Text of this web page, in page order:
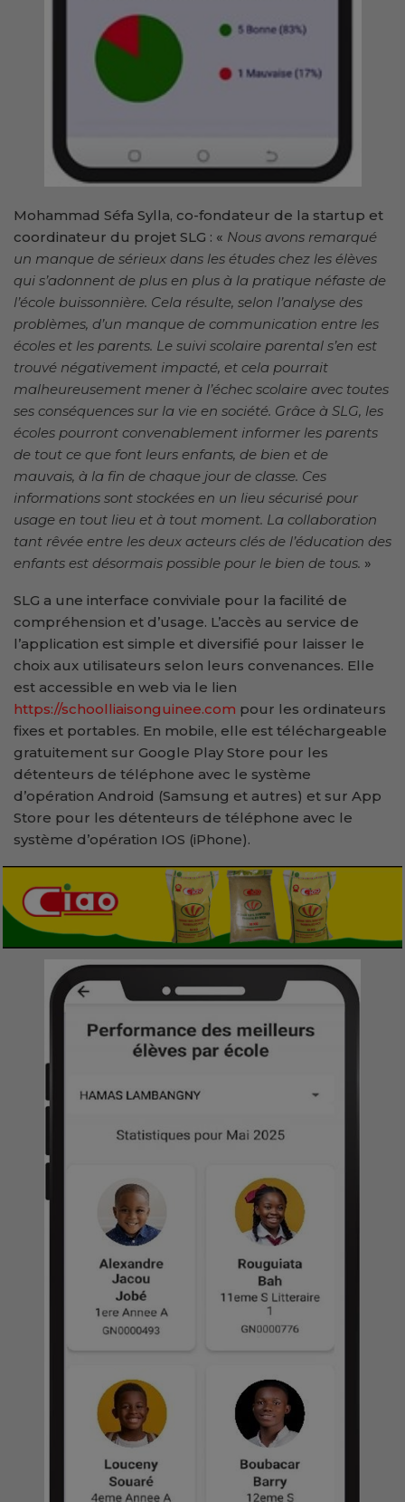
Mohammad Séfa Sylla, co-fondateur de la startup et
coordinateur du projet SLG : « Nous avons remarqué
un manque de sérieux dans les études chez les élèves
qui s’adonnent de plus en plus à la pratique néfaste de
l’école buissonnière. Cela résulte, selon l’analyse des
problèmes, d’un manque de communication entre les
écoles et les parents. Le suivi scolaire parental s’en est
trouvé négativement impacté, et cela pourrait
malheureusement mener à l’échec scolaire avec toutes
ses conséquences sur la vie en société. Grâce à SLG, les
écoles pourront convenablement informer les parents
de tout ce que font leurs enfants, de bien et de
mauvais, à la fin de chaque jour de classe. Ces
informations sont stockées en un lieu sécurisé pour
usage en tout lieu et à tout moment. La collaboration
tant rêvée entre les deux acteurs clés de l’éducation des
enfants est désormais possible pour le bien de tous. »
SLG a une interface conviviale pour la facilité de
compréhension et d’usage. L’accès au service de
l’application est simple et diversifié pour laisser le
choix aux utilisateurs selon leurs convenances. Elle
est accessible en web via le lien
https://schoolliaisonguinee.com pour les ordinateurs
fixes et portables. En mobile, elle est téléchargeable
gratuitement sur Google Play Store pour les
détenteurs de téléphone avec le système
d’opération Android (Samsung et autres) et sur App
Store pour les détenteurs de téléphone avec le
système d’opération IOS (iPhone).